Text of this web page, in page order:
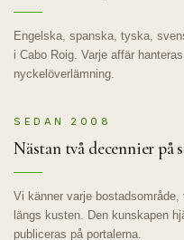
Engelska, spanska, tyska,
i Cabo Roig. Varje affär
nyckelöverlämning.
SEDAN 2008
Nästan två decennier på
Vi känner varje
längs kusten. Den kunskapen
publiceras på portalerna.